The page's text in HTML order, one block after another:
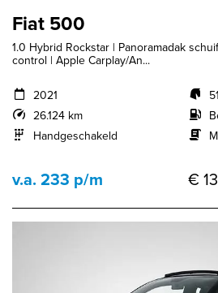
Fiat 500
1.0 Hybrid Rockstar | Panoramadak
control | Apple Carplay/An...
2021
26.124 km
Handgeschakeld
v.a. 233 p/m €